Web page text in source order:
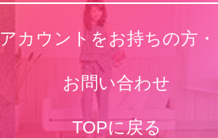
カウントをお持ちの方
お問い合わせ
TOPに戻る